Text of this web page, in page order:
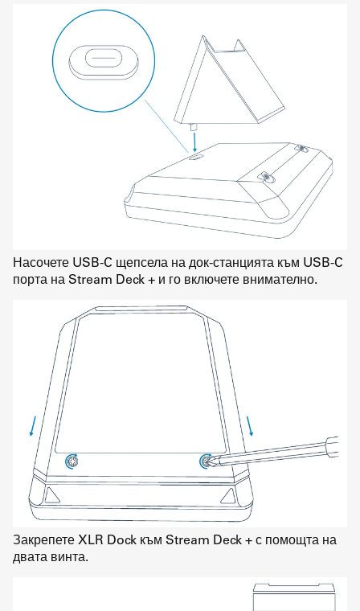
Насочете USB-C щепсела на док-станцията към USB-C
порта на Stream Deck + и го включете внимателно.
Закрепете XLR Dock към Stream Deck + с помощта на
двата винта.